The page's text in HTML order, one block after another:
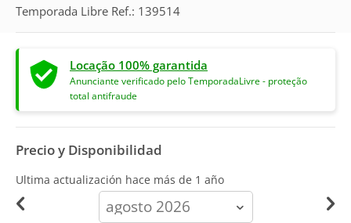
Temporada Libre Ref.: 139514
Locação 100% garantida
Anunciante verificado pelo TemporadaLivre - proteção
total antifraude
Precio y Disponibilidad
Ultima actualización hace más de 1 año
calendar-
month